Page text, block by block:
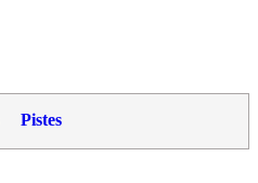
Pistes